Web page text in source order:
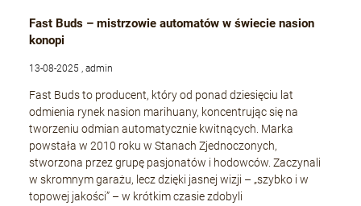
Fast Buds – mistrzowie automatów w świecie nasion
konopi
13-08-2025 , admin
Fast Buds to producent, który od ponad dziesięciu lat
odmienia rynek nasion marihuany, koncentrując się na
tworzeniu odmian automatycznie kwitnących. Marka
powstała w 2010 roku w Stanach Zjednoczonych,
stworzona przez grupę pasjonatów i hodowców. Zaczynali
w skromnym garażu, lecz dzięki jasnej wizji – „szybko i w
topowej jakości” – w krótkim czasie zdobyli